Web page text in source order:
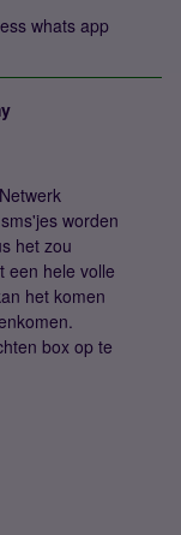
whats app
worden
het zou
een hele volle
het komen
box op te